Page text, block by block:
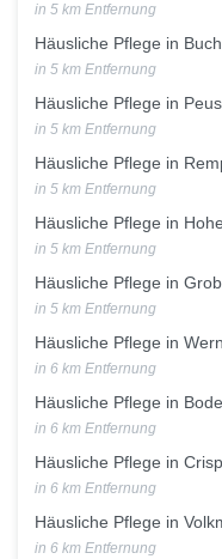
in 5 km Entfernung
Häusliche Pflege in
in 5 km Entfernung
Häusliche Pflege in
in 5 km Entfernung
Häusliche Pflege in
in 5 km Entfernung
Häusliche Pflege in
in 5 km Entfernung
Häusliche Pflege in
in 5 km Entfernung
Häusliche Pflege in
in 6 km Entfernung
Häusliche Pflege in
in 6 km Entfernung
Häusliche Pflege in
in 6 km Entfernung
Häusliche Pflege in
in 6 km Entfernung